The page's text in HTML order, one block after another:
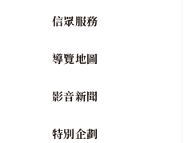
信眾服務
導覽地圖
影音新聞
特別企劃